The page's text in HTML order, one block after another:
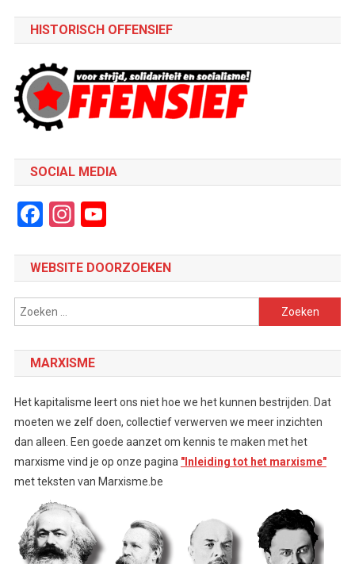
HISTORISCH OFFENSIEF
SOCIAL MEDIA
Facebook
Instagram
WEBSITE DOORZOEKEN
Zoeken
naar:
MARXISME
Het kapitalisme leert ons niet hoe we het kunnen bestrijden. Dat
moeten we zelf doen, collectief verwerven we meer inzichten
dan alleen. Een goede aanzet om kennis te maken met het
marxisme vind je op onze pagina "Inleiding tot het marxisme"
met teksten van Marxisme.be